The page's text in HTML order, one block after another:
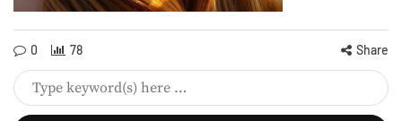
0 78 Share